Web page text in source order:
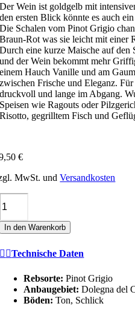
Der Wein ist goldgelb mit
den ersten Blick könnte es auch
Die Schalen vom Pinot Grigio
Braun-Rot was sie leicht mit einer
Durch eine kurze Maische auf den
und der Wein bekommt mehr
einem Hauch Vanille und am
zwischen Frische und Eleganz.
druckvoll und lange im Abgang.
Speisen wie Ragouts oder
Risotto, gegrilltem Fisch und
€
MwSt. undVersandkosten
In den Warenkorb
Technische Daten
Rebsorte:Pinot Grigio
Anbaugebiet: Dolegna del
Böden:Ton, Schlick